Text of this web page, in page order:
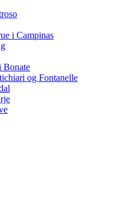
i Campinas
Bonate
og Fontanelle